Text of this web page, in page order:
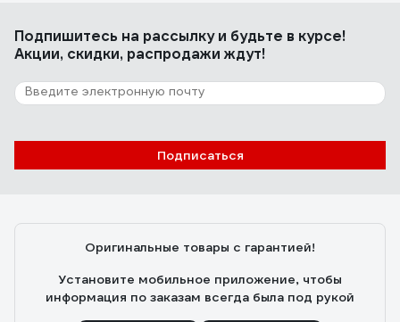
Подпишитесь на рассылкуи будьте в курсе!
Акции, скидки, распродажи ждут!
Подписаться
Оригинальные товары с гарантией!
Установите мобильное приложение, чтобы
информация по заказам всегда была под рукой